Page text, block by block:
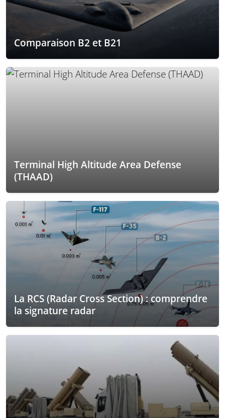
Comparaison B2 et B21
Terminal High Altitude Area Defense
(THAAD)
La RCS (Radar Cross Section) : comprendre
la signature radar